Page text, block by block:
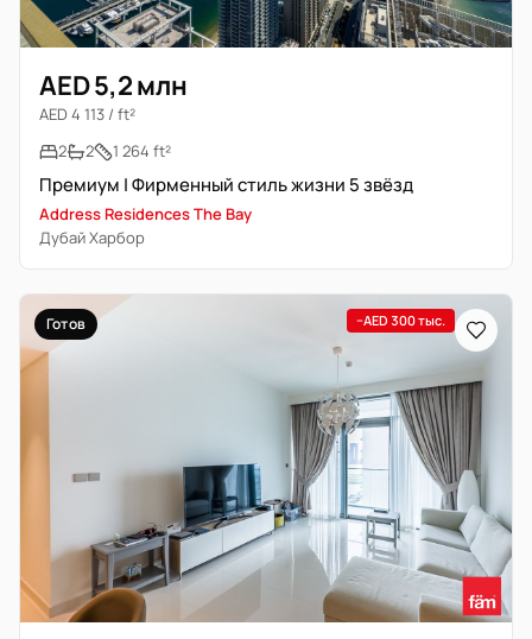
AED 5,2 млн
AED 4 113 / ft²
2
2 1 264 ft²
Премиум | Фирменный стиль жизни 5 звёзд
Address Residences The Bay
Дубай Харбор
Готов −AED 300 тыс.